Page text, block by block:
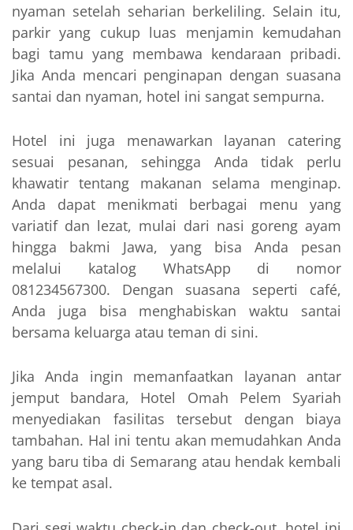
nyaman setelah seharian berkeliling. Selain itu,
parkir yang cukup luas menjamin kemudahan
bagi tamu yang membawa kendaraan pribadi.
Jika Anda mencari penginapan dengan suasana
santai dan nyaman, hotel ini sangat sempurna.
Hotel ini juga menawarkan layanan catering
sesuai pesanan, sehingga Anda tidak perlu
khawatir tentang makanan selama menginap.
Anda dapat menikmati berbagai menu yang
variatif dan lezat, mulai dari nasi goreng ayam
hingga bakmi Jawa, yang bisa Anda pesan
melalui katalog WhatsApp di nomor
081234567300. Dengan suasana seperti café,
Anda juga bisa menghabiskan waktu santai
bersama keluarga atau teman di sini.
Jika Anda ingin memanfaatkan layanan antar
jemput bandara, Hotel Omah Pelem Syariah
menyediakan fasilitas tersebut dengan biaya
tambahan. Hal ini tentu akan memudahkan Anda
yang baru tiba di Semarang atau hendak kembali
ke tempat asal.